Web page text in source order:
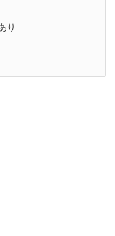
り